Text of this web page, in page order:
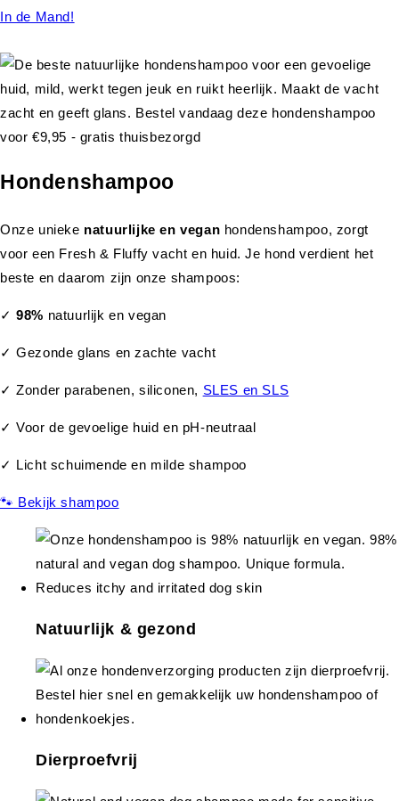
In de Mand!
Hondenshampoo
Onze unieke natuurlijke en vegan hondenshampoo, zorgt
voor een Fresh & Fluffy vacht en huid. Je hond verdient het
beste en daarom zijn onze shampoos:
✓98% natuurlijk en vegan
✓ Gezonde glans en zachte vacht
✓ Zonder parabenen, siliconen, SLES en SLS
✓ Voor de gevoelige huid en pH-neutraal
✓ Licht schuimende en milde shampoo
🐾 Bekijk shampoo
Natuurlijk & gezond
Dierproefvrij